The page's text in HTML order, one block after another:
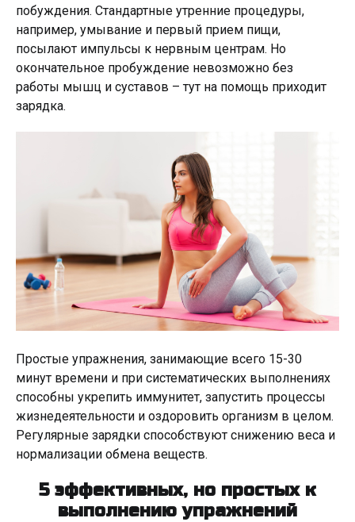
побуждения. Стандартные утренние процедуры,
например, умывание и первый прием пищи,
посылают импульсы к нервным центрам. Но
окончательное пробуждение невозможно без
работы мышц и суставов – тут на помощь приходит
зарядка.
Простые упражнения, занимающие всего 15-30
минут времени и при систематических выполнениях
способны укрепить иммунитет, запустить процессы
жизнедеятельности и оздоровить организм в целом.
Регулярные зарядки способствуют снижению веса и
нормализации обмена веществ.
5 эффективных, но простых к
выполнению упражнений